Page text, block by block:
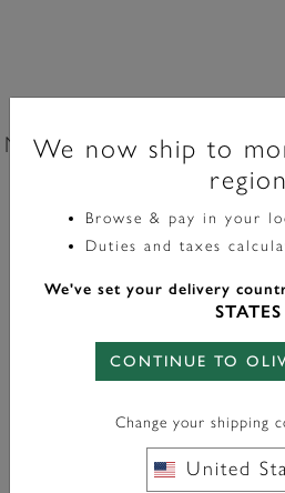
Classic
Montre Mini Grosvenor Earl
20mm
En Stock
We now ship to
region
Browse & pay in your
Duties and taxes
We've set your delivery
STATES
CONTINUE TO
Change your shipping
United